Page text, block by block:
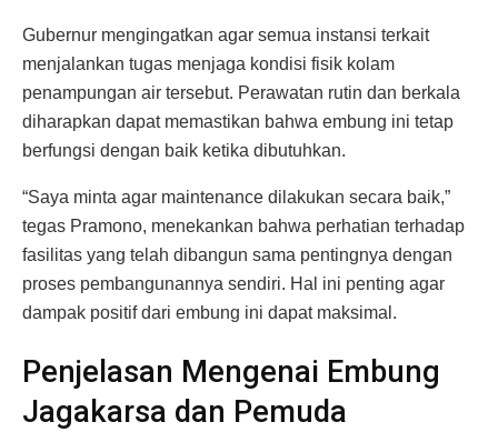
Gubernur mengingatkan agar semua instansi terkait
menjalankan tugas menjaga kondisi fisik kolam
penampungan air tersebut. Perawatan rutin dan berkala
diharapkan dapat memastikan bahwa embung ini tetap
berfungsi dengan baik ketika dibutuhkan.
“Saya minta agar maintenance dilakukan secara baik,”
tegas Pramono, menekankan bahwa perhatian terhadap
fasilitas yang telah dibangun sama pentingnya dengan
proses pembangunannya sendiri. Hal ini penting agar
dampak positif dari embung ini dapat maksimal.
Penjelasan Mengenai Embung
Jagakarsa dan Pemuda